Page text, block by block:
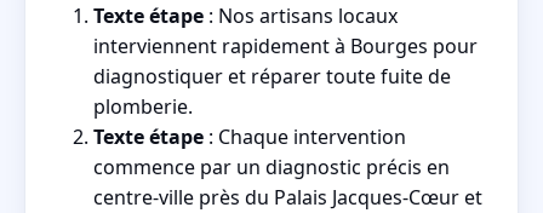
Texte étape : Nos artisans locaux
interviennent rapidement à Bourges pour
diagnostiquer et réparer toute fuite de
plomberie.
Texte étape : Chaque intervention
commence par un diagnostic précis en
centre-ville près du Palais Jacques-Cœur et